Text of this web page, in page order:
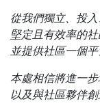
從我們獨立、投入
堅定且有效率的
並提供社區一個
本處相信將進一
以及與社區夥伴創